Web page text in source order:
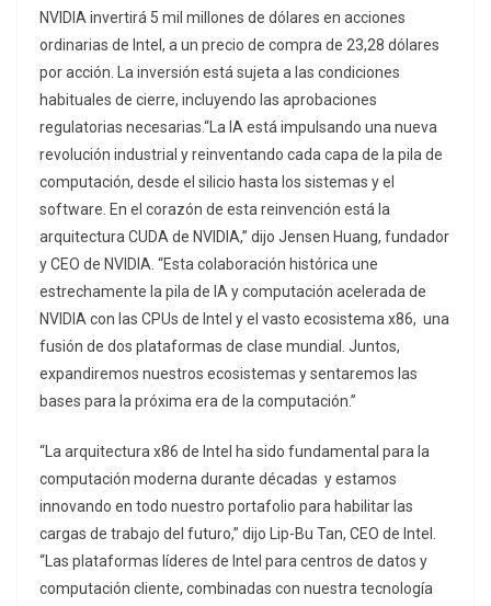
NVIDIA invertirá 5 mil millones de dólares en acciones
ordinarias de Intel, a un precio de compra de 23,28 dólares
por acción. La inversión está sujeta a las condiciones
habituales de cierre, incluyendo las aprobaciones
regulatorias necesarias.“La IA está impulsando una nueva
revolución industrial y reinventando cada capa de la pila de
computación, desde el silicio hasta los sistemas y el
software. En el corazón de esta reinvención está la
arquitectura CUDA de NVIDIA,” dijo Jensen Huang, fundador
y CEO de NVIDIA. “Esta colaboración histórica une
estrechamente la pila de IA y computación acelerada de
NVIDIA con las CPUs de Intel y el vasto ecosistema x86, una
fusión de dos plataformas de clase mundial. Juntos,
expandiremos nuestros ecosistemas y sentaremos las
bases para la próxima era de la computación.”
“La arquitectura x86 de Intel ha sido fundamental para la
computación moderna durante décadas y estamos
innovando en todo nuestro portafolio para habilitar las
cargas de trabajo del futuro,” dijo Lip-Bu Tan, CEO de Intel.
“Las plataformas líderes de Intel para centros de datos y
computación cliente, combinadas con nuestra tecnología